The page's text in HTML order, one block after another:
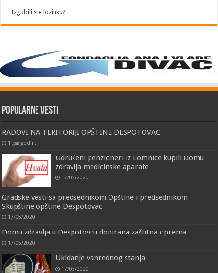
Izgubili ste lozinku?
Popularne vesti
RADOVI NA TERITORIJI OPŠTINE DESPOTOVAC
1 дан godina
Udruženi penzioneri iz Lomnice kupili Domu
zdravlja medicinske aparate
17/05/2020
Gradske vesti sa predsednikom Opštine i predsednikom
Skupštine opštine Despotovac
17/05/2020
Domu zdravlja u Despotovcu donirana zaštitna oprema
17/05/2020
Ukidanje vanrednog stanja
17/05/2020